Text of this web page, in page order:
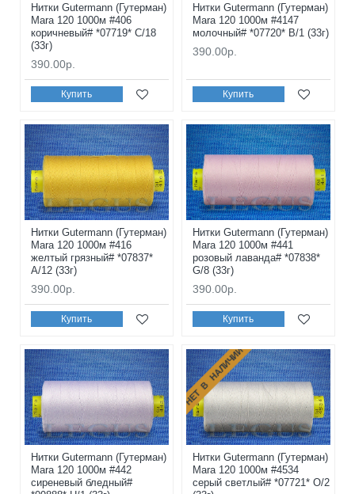
Нитки Gutermann (Гутерман)
Mara 120 1000м #406
коричневый# *07719* C/18
(33г)
390.00р.
Купить
Нитки Gutermann (Гутерман)
Mara 120 1000м #4147
молочный# *07720* B/1 (33г)
390.00р.
Купить
Нитки Gutermann (Гутерман)
Mara 120 1000м #416
желтый грязный# *07837*
A/12 (33г)
390.00р.
Купить
Нитки Gutermann (Гутерман)
Mara 120 1000м #441
розовый лаванда# *07838*
G/8 (33г)
390.00р.
Купить
Нитки Gutermann (Гутерман)
Mara 120 1000м #442
сиреневый бледный#
НЕТ В НАЛИЧИИ
Нитки Gutermann (Гутерман)
Mara 120 1000м #4534
серый светлый# *07721* O/2